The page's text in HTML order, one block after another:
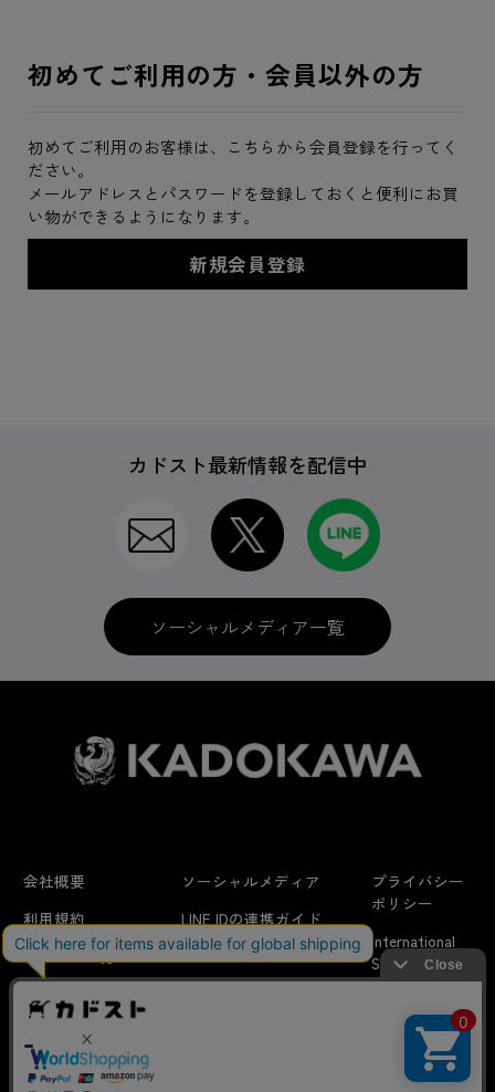
初めてご利用の方・会員以外の方
初めてご利用のお客様は、こちらから会員登録を行ってく
ださい。
メールアドレスとパスワードを登録しておくと便利にお買
い物ができるようになります。
カドスト最新情報を配信中
ソーシャルメディア一覧
会社概要
利用規約
はじめての方へ
ソーシャルメディア
LINE IDの連携ガイド
FAQ
プライバシー
ポリシー
International
Shipping
リクエスト
当サイトでは利用体験の向上およびコンテンツの最適な提供、ト
ラフィックの分析を目的としてCookieを使用しています。
サイトの閲覧を継続された場合、Cookieの利用に同意したことも
のといたします。